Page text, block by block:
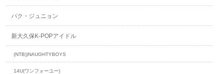
パク・ジュニョン
新大久保K-POPアイドル
(NTB))NAUGHTYBOYS
14U(ワンフォーユー)